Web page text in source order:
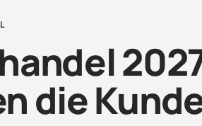
die